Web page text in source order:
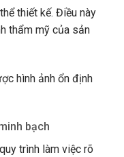
thiết kế. Điều này
thẩm mỹ của sản
hình ảnh ổn định
bạch
trình làm việc rõ